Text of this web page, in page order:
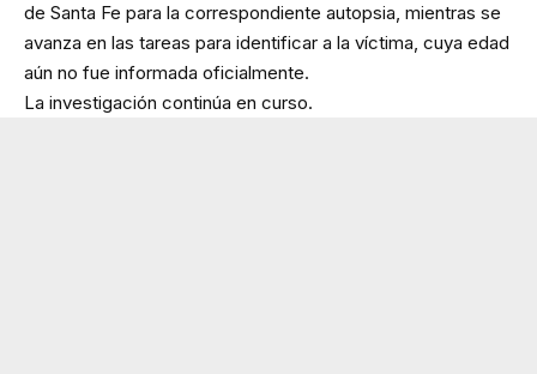
de Santa Fe para la correspondiente autopsia, mientras se
avanza en las tareas para identificar a la víctima, cuya edad
aún no fue informada oficialmente.
La investigación continúa en curso.